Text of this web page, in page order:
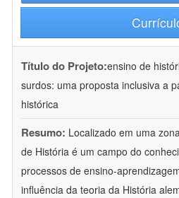
Título do Projeto:ensino de
surdos: uma proposta inclusiva a
histórica
Resumo: Localizado em uma
de História é um campo do
processos de ensino-
influência da teoria da História